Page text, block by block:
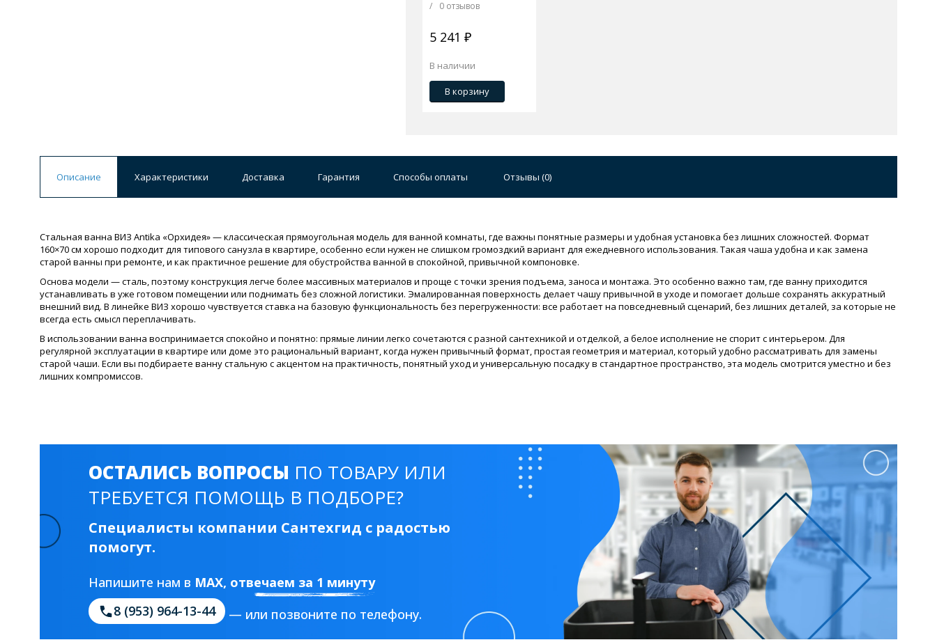
/ 0 отзывов
5 241 ₽
В наличии
В корзину
Описание Характеристики Доставка Гарантия Способы оплаты Отзывы (0)
Стальная ванна ВИЗ Antika «Орхидея» — классическая прямоугольная модель для ванной комнаты, где важны понятные размеры и удобная установка без лишних сложностей. Формат
160×70 см хорошо подходит для типового санузла в квартире, особенно если нужен не слишком громоздкий вариант для ежедневного использования. Такая чаша удобна и как замена
старой ванны при ремонте, и как практичное решение для обустройства ванной в спокойной, привычной компоновке.
Основа модели — сталь, поэтому конструкция легче более массивных материалов и проще с точки зрения подъема, заноса и монтажа. Это особенно важно там, где ванну приходится
устанавливать в уже готовом помещении или поднимать без сложной логистики. Эмалированная поверхность делает чашу привычной в уходе и помогает дольше сохранять аккуратный
внешний вид. В линейке ВИЗ хорошо чувствуется ставка на базовую функциональность без перегруженности: все работает на повседневный сценарий, без лишних деталей, за которые не
всегда есть смысл переплачивать.
В использовании ванна воспринимается спокойно и понятно: прямые линии легко сочетаются с разной сантехникой и отделкой, а белое исполнение не спорит с интерьером. Для
регулярной эксплуатации в квартире или доме это рациональный вариант, когда нужен привычный формат, простая геометрия и материал, который удобно рассматривать для замены
старой чаши. Если вы подбираете ванну стальную с акцентом на практичность, понятный уход и универсальную посадку в стандартное пространство, эта модель смотрится уместно и без
лишних компромиссов.
ОСТАЛИСЬ ВОПРОСЫ ПО ТОВАРУ ИЛИ
ТРЕБУЕТСЯ ПОМОЩЬ В ПОДБОРЕ?
Специалисты компании Сантехгид с радостью
помогут.
Напишите нам в MAX, отвечаем за 1 минуту
8 (953) 964-13-44
— или позвоните по телефону.